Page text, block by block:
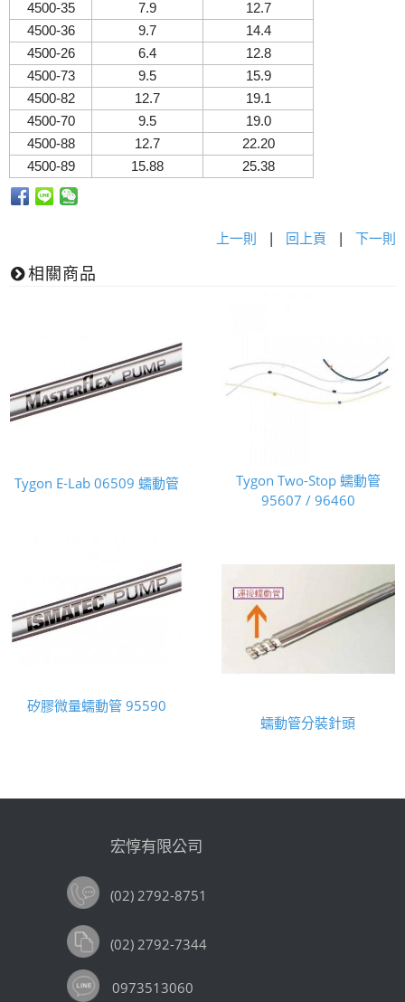
4500-35
7.9
12.7
4500-36
9.7
14.4
4500-26
6.4
12.8
4500-73
9.5
15.9
4500-82
12.7
19.1
4500-70
9.5
19.0
4500-88
12.7
22.20
4500-89
15.88 25.38
上一則 | 回上頁 | 下一則
相關商品
Tygon E-Lab 06509 蠕動管
Tygon Two-Stop 蠕動管
95607 / 96460
矽膠微量蠕動管 95590
蠕動管分裝針頭
宏惇有限公司
(02) 2792-8751
(02) 2792-7344
0973513060